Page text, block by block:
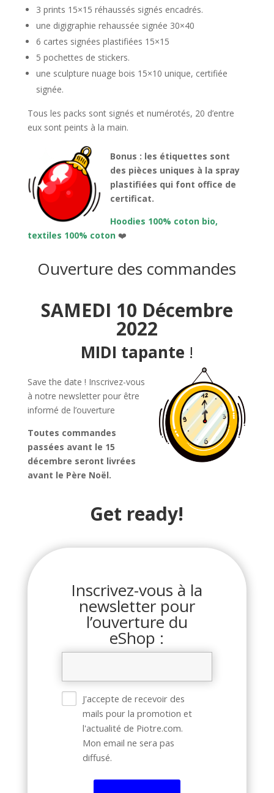
3 prints 15×15 réhaussés signés encadrés.
une digigraphie rehaussée signée 30×40
6 cartes signées plastifiées 15×15
5 pochettes de stickers.
une sculpture nuage bois 15×10 unique, certifiée
signée.
Tous les packs sont signés et numérotés, 20 d’entre
eux sont peints à la main.
Bonus : les étiquettes sont
des pièces uniques à la spray
plastifiées qui font office de
certificat.
Hoodies 100% coton bio,
textiles 100% coton ❤️
Ouverture des commandes
SAMEDI 10 Décembre
2022
MIDI tapante !
Save the date ! Inscrivez-vous
à notre newsletter pour être
informé de l’ouverture
Toutes commandes
passées avant le 15
décembre seront livrées
avant le Père Noël.
Get ready!
Inscrivez-vous à la
newsletter pour
l’ouverture du
eShop :
J'accepte de recevoir des
mails pour la promotion et
l'actualité de Piotre.com.
Mon email ne sera pas
diffusé.